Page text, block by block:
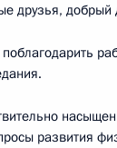
Путин
2019 года,
друзья, добрый
развития